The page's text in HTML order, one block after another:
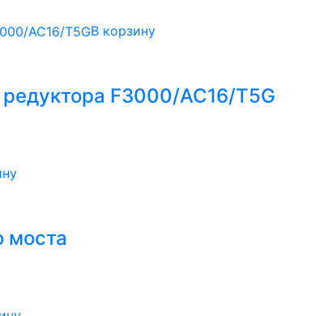
В корзину
F3000/AC16/T5G
моста